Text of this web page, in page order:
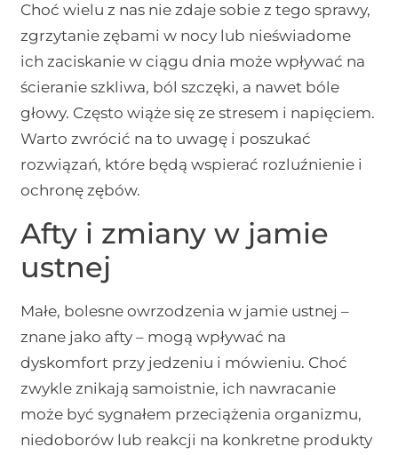
Choć wielu z nas nie zdaje sobie z tego sprawy,
zgrzytanie zębami w nocy lub nieświadome
ich zaciskanie w ciągu dnia może wpływać na
ścieranie szkliwa, ból szczęki, a nawet bóle
głowy. Często wiąże się ze stresem i napięciem.
Warto zwrócić na to uwagę i poszukać
rozwiązań, które będą wspierać rozluźnienie i
ochronę zębów.
Afty i zmiany w jamie
ustnej
Małe, bolesne owrzodzenia w jamie ustnej –
znane jako afty – mogą wpływać na
dyskomfort przy jedzeniu i mówieniu. Choć
zwykle znikają samoistnie, ich nawracanie
może być sygnałem przeciążenia organizmu,
niedoborów lub reakcji na konkretne produkty